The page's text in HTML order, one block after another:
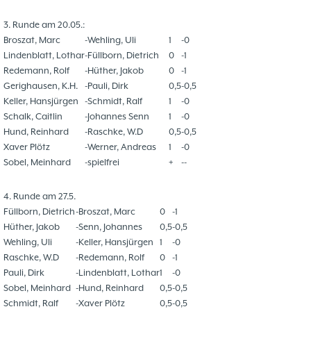
3. Runde am 20.05.:
Broszat, Marc
-Wehling, Uli 1 -0
Lindenblatt, Lothar-Füllborn, Dietrich 0 -1
Redemann, Rolf
-Hüther, Jakob 0 -1
Gerighausen, K.H.
-Pauli, Dirk 0,5-0,5
Keller, Hansjürgen
-Schmidt, Ralf 1 -0
Schalk, Caitlin
-Johannes Senn 1 -0
Hund, Reinhard
-Raschke, W.D 0,5-0,5
Xaver Plötz
-Werner, Andreas 1 -0
Sobel, Meinhard
-spielfrei + --
4. Runde am 27.5.
Füllborn, Dietrich-Broszat, Marc 0 -1
Hüther, Jakob
-Senn, Johannes 0,5-0,5
Wehling, Uli
-Keller, Hansjürgen 1 -0
Raschke, W.D
-Redemann, Rolf 0 -1
Pauli, Dirk
-Lindenblatt, Lothar1 -0
Sobel, Meinhard -Hund, Reinhard 0,5-0,5
Schmidt, Ralf
-Xaver Plötz 0,5-0,5